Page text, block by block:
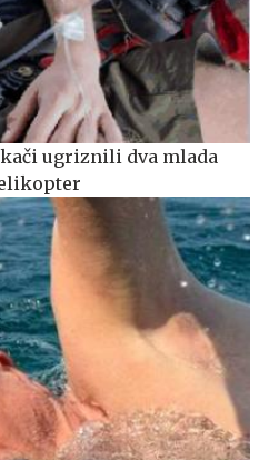
ugriznili dva mlada